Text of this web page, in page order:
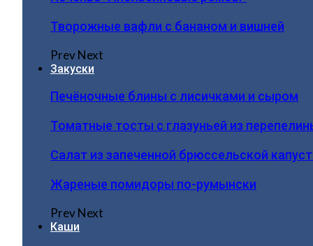
Творожные вафли с бананом и вишней
PrevNext
Закуски
Печёночные блины с лисичками и сыром
Томатные тосты с глазуньей из
Салат из запеченной брюссельской
Жареные помидоры по-румынски
PrevNext
Каши